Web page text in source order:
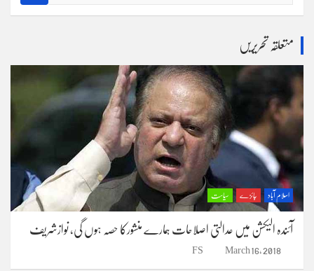
a
متعلقہ تحریریں
اسلام آباد جائزے سیاست
آئندہ الیکشن میں عدالتی اصلاحات ہمارے منشورکا حصہ ہوں گی، نوازشریف
March 16, 2018
FS